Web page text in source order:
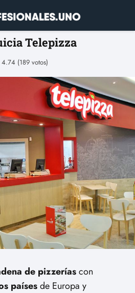
Telepizza
(189 votos)
de pizzeríascon
paísesde Europa y